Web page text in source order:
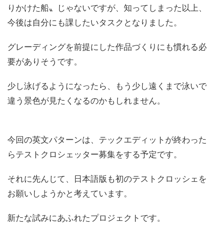
りかけた船〟じゃないですが、知ってしまった以上、
今後は自分にも課したいタスクとなりました。
グレーディングを前提にした作品づくりにも慣れる必
要がありそうです。
少し泳げるようになったら、もう少し遠くまで泳いで
違う景色が見たくなるのかもしれません。
今回の英文パターンは、テックエディットが終わった
らテストクロシェッター募集をする予定です。
それに先んじて、日本語版も初のテストクロッシェを
お願いしようかと考えています。
新たな試みにあふれたプロジェクトです。